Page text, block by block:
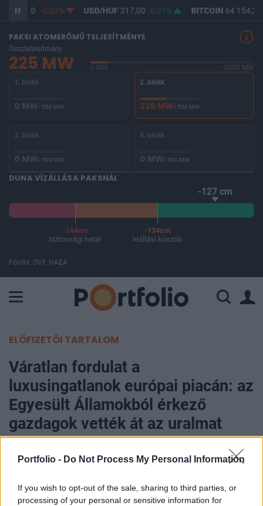
Portfolio - Do Not Process My Personal Information
If you wish to opt-out of the sale, sharing to third parties, or
processing of your personal or sensitive information for
365,30 -0,03% USD/HUF317,00 0,01% BITCOIN64 154,20
PAKSI ATOMERŐMŰ TELJESÍTMÉNYE
Összteljesítmény
225 MW 0 MW
2000 MW
1. blokk
0 MW/ 500 MW
2. blokk
225 MW/ 500 MW
3. blokk
0 MW/ 500 MW
4. blokk
0 MW/ 500 MW
DUNA VÍZÁLLÁSA PAKSNÁL
-127 cm
-144cm
biztonsági határ
-134cm
leállási küszöb
Forrás: OVF, HAEA
ELŐFIZETŐI TARTALOM
Váratlan fordulat a
luxusingatlanok európai piacán: az
Egyesült Államokból érkező
gazdagok vették át az uralmat
Portfolio
Jelentősen átrendeződik az európai